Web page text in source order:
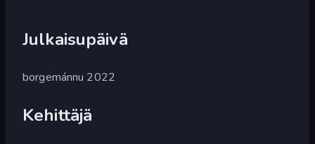
Julkaisupäivä
borgemánnu 2022
Kehittäjä